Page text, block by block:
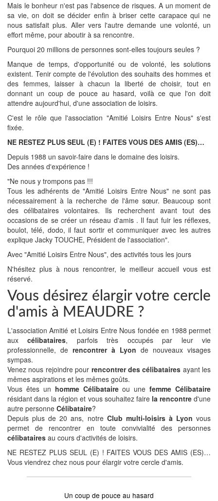
Mais le bonheur n'est pas l'absence de risques. A un moment de
sa vie, on doit se décider enfin à briser cette carapace qui ne
nous satisfait plus. Aller vers l'autre demande une volonté, un
effort même, pour aboutir à sa rencontre.
Pourquoi 20 millions de personnes sont-elles toujours seules ?
Manque de temps, d'opportunité ou de volonté, les solutions
existent. Tenir compte de l'évolution des souhaits des hommes et
des femmes, laisser à chacun la liberté de choisir, tout en
donnant un coup de pouce au hasard, voilà ce que l'on doit
attendre aujourd'hui, d'une association de loisirs.
C'est le rôle que l'association "Amitié Loisirs Entre Nous" s'est
fixée.
NE RESTEZ PLUS SEUL (E) ! FAITES VOUS DES AMIS (ES)…
Depuis 1988 un savoir-faire dans le domaine des loisirs.
Des années d'expérience !
"Ne nous y trompons pas !!!
Tous les adhérents de "Amitié Loisirs Entre Nous" ne sont pas
nécessairement à la recherche de l'âme sœur. Beaucoup sont
des célibataires volontaires. Ils recherchent avant tout des
occasions de se créer un réseau d'amis . Il faut fuir les réflexes,
boulot, télé, dodo, il faut sortir et communiquer avec les autres
explique Jacky TOUCHE, Président de l'association".
Avec "Amitié Loisirs Entre Nous", des activités tous les jours
N'hésitez plus à nous rencontrer, le meilleur accueil vous est
réservé.
Vous désirez élargir votre cercle
d'amis à MEAUDRE ?
L'association Amitié et Loisirs Entre Nous fondée en 1988 permet
auxcélibataires, parfois très occupés par leur vie
professionnelle, de rencontrer à Lyon de nouveaux visages
sympas.
Venez nous rejoindre pour rencontrer des célibataires ayant les
mêmes aspirations et les mêmes goûts.
Vous êtes un homme Célibataireou unefemme Célibataire
résidant dans la région et vous souhaitez faire la rencontred'une
autre personne Célibataire?
Depuis plus de 20 ans, notre Club multi-loisirs à Lyon vous
permet de rencontrer en toute convivialité des personnes
célibataires au cours d'activités de loisirs.
NE RESTEZ PLUS SEUL (E) ! FAITES VOUS DES AMIS (ES)…
Vous viendrez chez nous pour élargir votre cercle d'amis.
Un coup de pouce au hasard